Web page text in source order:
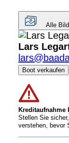
Alle
Lars
Boot verkaufen
Kreditaufnahme
Stellen Sie
verstehen, bevor